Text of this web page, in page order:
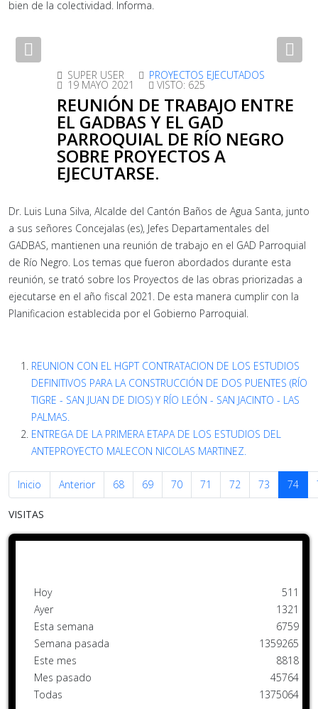
bien de la colectividad. Informa.
Previous
SUPER USER PROYECTOS EJECUTADOS
19 MAYO 2021 VISTO: 625
REUNIÓN DE TRABAJO ENTRE
EL GADBAS Y EL GAD
PARROQUIAL DE RÍO NEGRO
SOBRE PROYECTOS A
EJECUTARSE.
Dr. Luis Luna Silva, Alcalde del Cantón Baños de Agua Santa, junto
a sus señores Concejalas (es), Jefes Departamentales del
GADBAS, mantienen una reunión de trabajo en el GAD Parroquial
de Río Negro. Los temas que fueron abordados durante esta
reunión, se trató sobre los Proyectos de las obras priorizadas a
ejecutarse en el año fiscal 2021. De esta manera cumplir con la
Planificacion establecida por el Gobierno Parroquial.
REUNION CON EL HGPT CONTRATACION DE LOS ESTUDIOS
DEFINITIVOS PARA LA CONSTRUCCIÓN DE DOS PUENTES (RÍO
TIGRE - SAN JUAN DE DIOS) Y RÍO LEÓN - SAN JACINTO - LAS
PALMAS.
ENTREGA DE LA PRIMERA ETAPA DE LOS ESTUDIOS DEL
ANTEPROYECTO MALECON NICOLAS MARTINEZ.
Inicio Anterior 68 69 70 71 72 73 74
VISITAS
Hoy
Ayer
Esta semana
Semana pasada
Este mes
Mes pasado
Todas
511
1321
6759
1359265
8818
45764
1375064